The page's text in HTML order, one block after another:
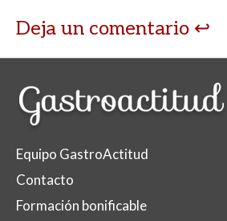
Deja un comentario
Equipo GastroActitud
Contacto
Formación bonificable